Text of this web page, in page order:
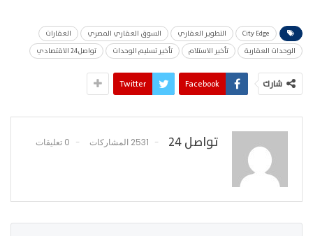
City Edge التطوير العقاري السوق العقاري المصري
العقارات
الوحدات العقارية
تأخير الاستلام تأخير تسليم الوحدات تواصل24 الاقتصادي
شارك Facebook
Twitter
تواصل 24 2531 المشاركات 0 تعليقات